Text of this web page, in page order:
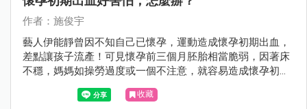
作者：施俊宇
藝人伊能靜曾因不知自己已懷孕，運動造成懷孕初期出血，
差點讓孩子流產！可見懷孕前三個月胚胎相當脆弱，因著床
不穩，媽媽如操勞過度或一個不注意，就容易造成懷孕初期
出血，嚴重時可能造成不可挽回的情況發生。
收藏